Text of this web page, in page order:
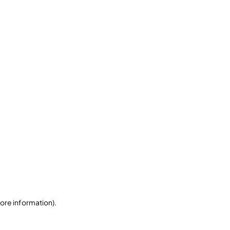
information).